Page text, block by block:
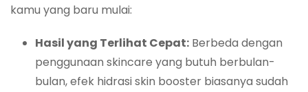
kamu yang baru mulai:
Hasil yang Terlihat Cepat: Berbeda dengan
penggunaan skincare yang butuh berbulan-
bulan, efek hidrasi skin booster biasanya sudah